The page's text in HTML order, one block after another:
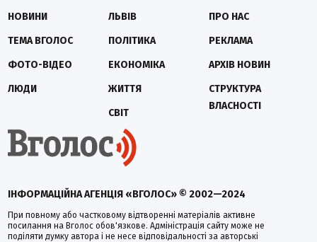
ІНФОРМАЦІЙНА АГЕНЦІЯ «ВГОЛОС» © 2002—2024
При повному або частковому відтворенні матеріалів активне
посилання на Вголос обов'язкове. Адміністрація сайту може не
поділяти думку автора і не несе відповідальності за авторські
НОВИНИ
ТЕМА ВГОЛОС
ФОТО-ВІДЕО
ЛЮДИ
ЛЬВІВ
ПОЛІТИКА
ЕКОНОМІКА
ЖИТТЯ
СВІТ
ПРО НАС
РЕКЛАМА
АРХІВ НОВИН
СТРУКТУРА
ВЛАСНОСТІ